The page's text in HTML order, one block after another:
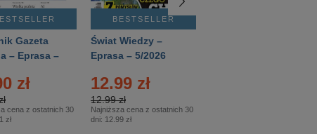
Gazeta
– Eprasa –
zł
cena z ostatnich 30
zł
BESTSELLER
Świat Wiedzy –
Eprasa – 5/2026
12.99 zł
12.99 zł
Najniższa cena z ostatnich 30
dni: 12.99 zł